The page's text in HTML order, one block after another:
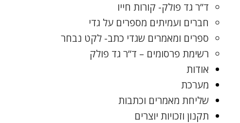
ד”ר גד פולק- קורות חייו
חברים ועמיתים מספרים על גדי
ספרים ומאמרים שגדי כתב- לקט נבחר
רשימת פרסומים – ד”ר גד פולק
אודות
מערכת
שליחת מאמרים וכתבות
תקנון וזכויות יוצרים